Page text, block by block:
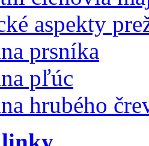
aspekty
prsníka
pľúc
hrubého